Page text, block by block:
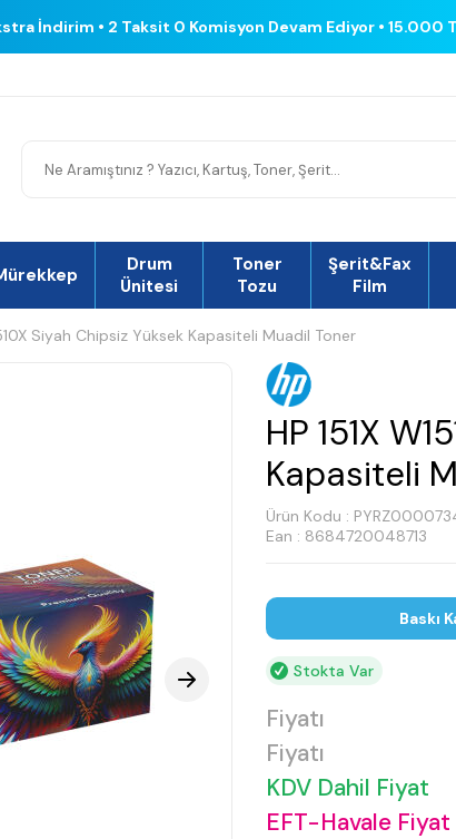
İndirim • 2 Taksit 0 Komisyon Devam Ediyor • 15.000
Drum
Ünitesi
Toner
Tozu
Şerit&Fax
Film
Siyah Chipsiz Yüksek Kapasiteli Muadil Toner
HP 151X
Kapasiteli
Ürün Kodu :
Ean : 8684720048713
Baskı
Stokta Var
Fiyatı
Fiyatı
KDV Dahil Fiyat
EFT-Havale Fiyat